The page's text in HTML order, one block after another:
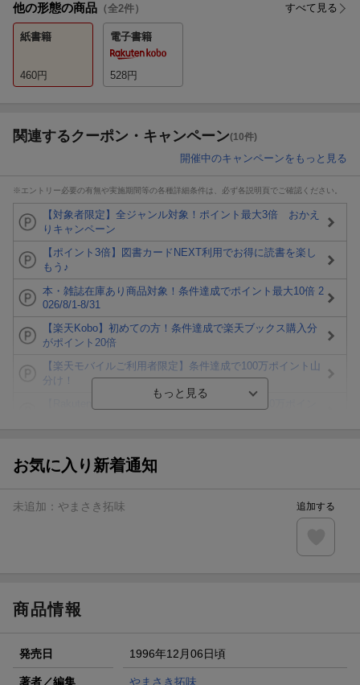
他の形態の商品 （全2件） すべて見る
紙書籍
460円
電子書籍
528円
関連するクーポン・キャンペーン(10件)
開催中のキャンペーンをもっと見る
※エントリー必要の有無や実施期間等の各種詳細条件は、必ず各説明頁でご確認ください。
【対象者限定】全ジャンル対象！ポイント最大3倍 おかえ
りキャンペーン
【ポイント3倍】図書カードNEXT利用でお得に読書を楽し
もう♪
本・雑誌在庫あり商品対象！条件達成でポイント最大10倍 2
026/8/1-8/31
【楽天Kobo】初めての方！条件達成で楽天ブックス購入分
がポイント20倍
【楽天モバイルご利用者限定】条件達成で100万ポイント山
分け！
が当たる！
楽天モバイル紹介キャンペーンの拡散で300円OFFクーポン
条件達成で楽天限定・宝塚歌劇 宙組貸切公演ペアチケット
お気に入り新着通知
未追加： やまさき拓味 追加する
商品情報
発売日 1996年12月06日頃
著者／編集 やまさき拓味